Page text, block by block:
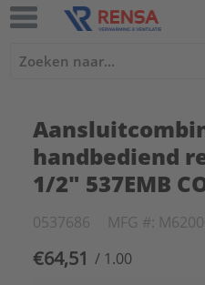
handbediend
1/2" 537EMB
0537686 MFG #:
€64,51 / 1.00